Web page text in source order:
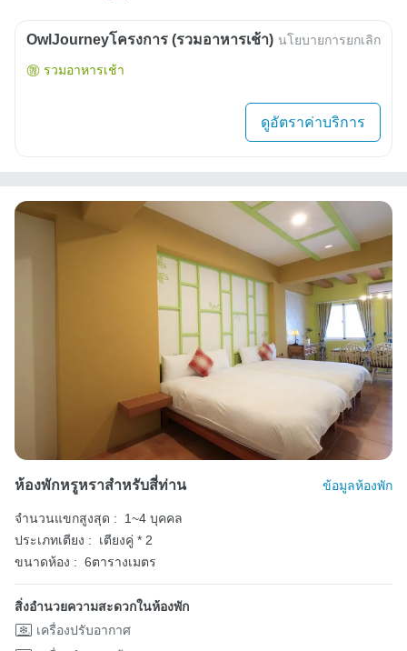
OwlJourneyโครงการ (รวมอาหารเช้า) นโยบายการยกเลิก
รวมอาหารเช้า
ดูอัตราค่าบริการ
ห้องพักหรูหราสำหรับสี่ท่าน ข้อมูลห้องพัก
จำนวนแขกสูงสุด :
1~4 บุคคล
ประเภทเตียง :
เตียงคู่ * 2
ขนาดห้อง : 6ตารางเมตร
สิ่งอำนวยความสะดวกในห้องพัก
เครื่องปรับอากาศ